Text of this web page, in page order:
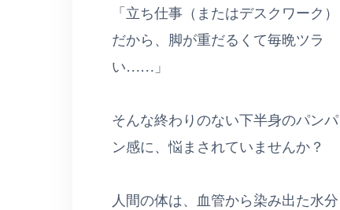
「立ち仕事（またはデスクワーク）
だから、脚が重だるくて毎晩ツラ
い……」
そんな終わりのない下半身のパンパ
ン感に、悩まされていませんか？
人間の体は、血管から染み出た水分